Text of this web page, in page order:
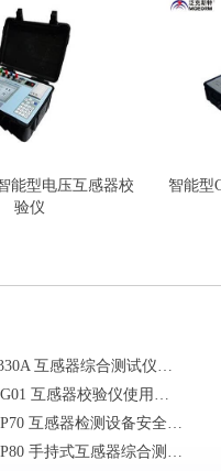
能型电压互感器校
验仪
智能型
MOEORW-8330A 互感器综合测试仪安全注意事项
MOEORW-HG01 互感器校验仪使用注意事项
MOEORW-HP70 互感器检测设备安全注意事项
MOEORW-HP80 手持式互感器综合测试仪注意事项